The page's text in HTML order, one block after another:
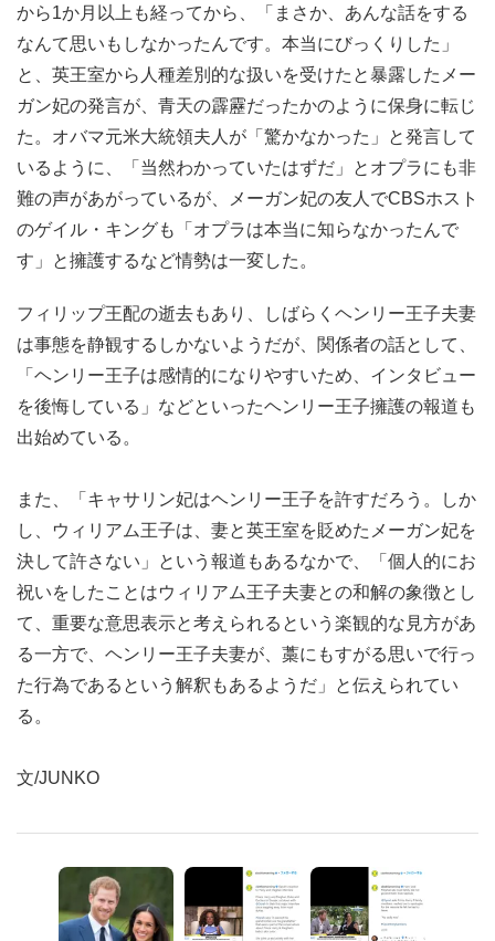
から1か月以上も経ってから、「まさか、あんな話をする
なんて思いもしなかったんです。本当にびっくりした」
と、英王室から人種差別的な扱いを受けたと暴露したメー
ガン妃の発言が、青天の霹靂だったかのように保身に転じ
た。オバマ元米大統領夫人が「驚かなかった」と発言して
いるように、「当然わかっていたはずだ」とオプラにも非
難の声があがっているが、メーガン妃の友人でCBSホスト
のゲイル・キングも「オプラは本当に知らなかったんで
す」と擁護するなど情勢は一変した。
フィリップ王配の逝去もあり、しばらくヘンリー王子夫妻
は事態を静観するしかないようだが、関係者の話として、
「ヘンリー王子は感情的になりやすいため、インタビュー
を後悔している」などといったヘンリー王子擁護の報道も
出始めている。
また、「キャサリン妃はヘンリー王子を許すだろう。しか
し、ウィリアム王子は、妻と英王室を貶めたメーガン妃を
決して許さない」という報道もあるなかで、「個人的にお
祝いをしたことはウィリアム王子夫妻との和解の象徴とし
て、重要な意思表示と考えられるという楽観的な見方があ
る一方で、ヘンリー王子夫妻が、藁にもすがる思いで行っ
た行為であるという解釈もあるようだ」と伝えられてい
る。
文/JUNKO